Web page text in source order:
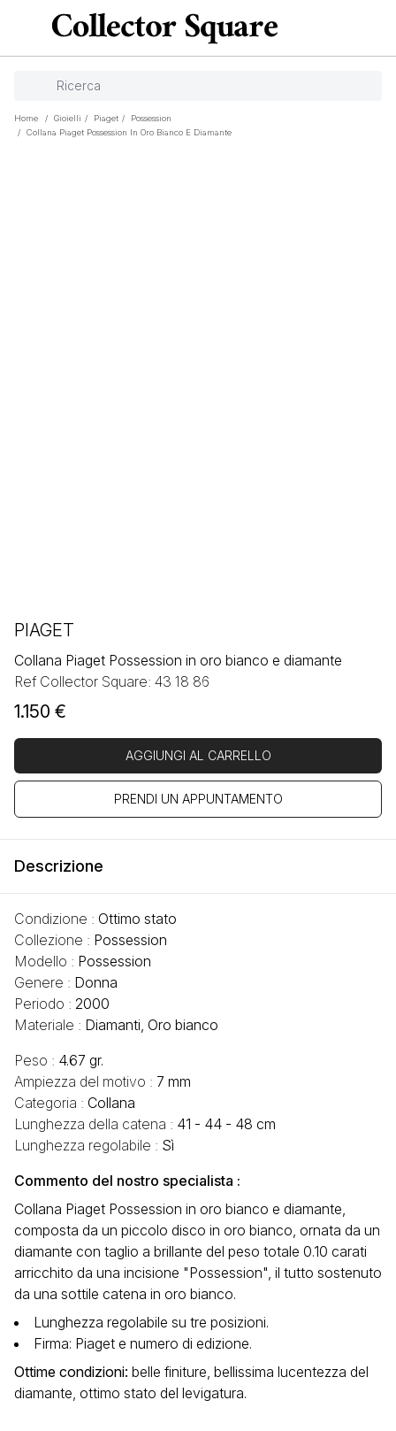
Home / Gioielli / Piaget /
Possession
/
Collana Piaget Possession In Oro Bianco E Diamante
PIAGET
Collana Piaget Possession in oro bianco e diamante
Ref Collector Square: 43 18 86
1.150 €
AGGIUNGI AL CARRELLO
PRENDI UN APPUNTAMENTO
Descrizione
Condizione : Ottimo stato
Collezione : Possession
Modello : Possession
Genere : Donna
Periodo : 2000
Materiale : Diamanti, Oro bianco
Peso : 4.67 gr.
Ampiezza del motivo : 7 mm
Categoria : Collana
Lunghezza della catena : 41 - 44 - 48 cm
Lunghezza regolabile : Sì
Commento del nostro specialista :
Collana Piaget Possession in oro bianco e diamante,
composta da un piccolo disco in oro bianco, ornata da un
diamante con taglio a brillante del peso totale 0.10 carati
arricchito da una incisione "Possession", il tutto sostenuto
da una sottile catena in oro bianco.
Lunghezza regolabile su tre posizioni.
Firma: Piaget e numero di edizione.
Ottime condizioni: belle finiture, bellissima lucentezza del
diamante, ottimo stato del levigatura.